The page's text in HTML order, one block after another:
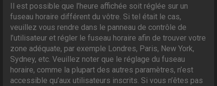
Il est possible que l’heure affichée soit réglée sur un
fuseau horaire différent du vôtre. Si tel était le cas,
veuillez vous rendre dans le panneau de contrôle de
l’utilisateur et régler le fuseau horaire afin de trouver votre
zone adéquate, par exemple Londres, Paris, New York,
Sydney, etc. Veuillez noter que le réglage du fuseau
horaire, comme la plupart des autres paramètres, n’est
accessible qu’aux utilisateurs inscrits. Si vous n’êtes pas